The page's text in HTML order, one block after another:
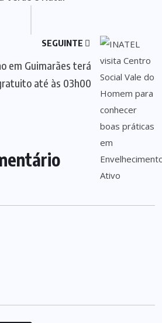
SEGUINTE
em Guimarães terá
até às 03h00